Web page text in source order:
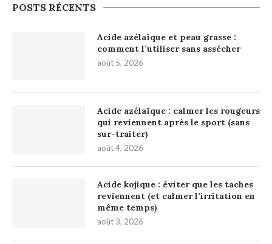
POSTS RÉCENTS
Acide azélaïque et peau grasse :
comment l’utiliser sans assécher
août 5, 2026
Acide azélaïque : calmer les rougeurs
qui reviennent après le sport (sans
sur-traiter)
août 4, 2026
Acide kojique : éviter que les taches
reviennent (et calmer l’irritation en
même temps)
août 3, 2026